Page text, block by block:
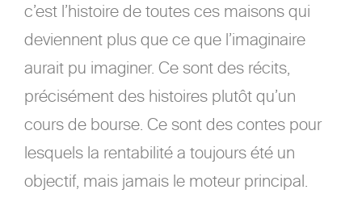
c’est l’histoire de toutes ces maisons qui
deviennent plus que ce que l’imaginaire
aurait pu imaginer. Ce sont des récits,
précisément des histoires plutôt qu’un
cours de bourse. Ce sont des contes pour
lesquels la rentabilité a toujours été un
objectif, mais jamais le moteur principal.